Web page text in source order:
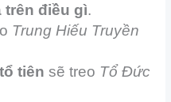
trên điều gì.
Trung Hiếu Truyền
tiên sẽ treo Tổ Đức